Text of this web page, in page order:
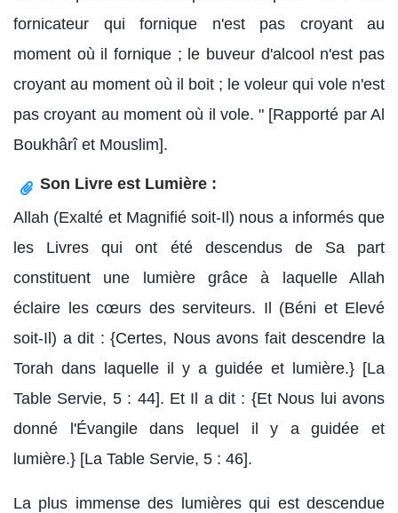
fornicateur qui fornique n'est pas croyant au
moment où il fornique ; le buveur d'alcool n'est pas
croyant au moment où il boit ; le voleur qui vole n'est
pas croyant au moment où il vole. " [Rapporté par Al
Boukhârî et Mouslim].
Son Livre est Lumière :
Allah (Exalté et Magnifié soit-Il) nous a informés que
les Livres qui ont été descendus de Sa part
constituent une lumière grâce à laquelle Allah
éclaire les cœurs des serviteurs. Il (Béni et Elevé
soit-Il) a dit : {Certes, Nous avons fait descendre la
Torah dans laquelle il y a guidée et lumière.} [La
Table Servie, 5 : 44]. Et Il a dit : {Et Nous lui avons
donné l'Évangile dans lequel il y a guidée et
lumière.} [La Table Servie, 5 : 46].
La plus immense des lumières qui est descendue